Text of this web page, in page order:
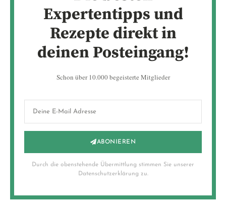
Expertentipps und
Rezepte direkt in
deinen Posteingang!
Schon über 10.000 begeisterte Mitglieder
ABONIEREN
Durch die obenstehende Übermittlung stimmen Sie unserer
Datenschutzerklärung zu.